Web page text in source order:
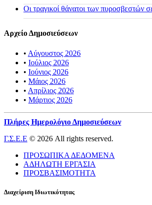
Οι τραγικοί θάνατοι των πυροσβεστών
Αρχείο Δημοσιεύσεων
• Αύγουστος 2026
• Ιούλιος 2026
• Ιούνιος 2026
• Μάιος 2026
• Απρίλιος 2026
• Μάρτιος 2026
Πλήρες Ημερολόγιο Δημοσιεύσεων
Γ.Σ.Ε.Ε © 2026 All rights reserved.
ΠΡΟΣΩΠΙΚΑ ΔΕΔΟΜΕΝΑ
ΑΔΗΛΩΤΗ ΕΡΓΑΣΙΑ
ΠΡΟΣΒΑΣΙΜΟΤΗΤΑ
Διαχείριση Ιδιωτικότητας